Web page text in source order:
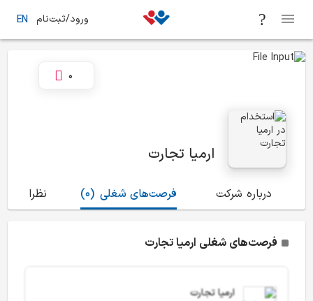
ورود/ثبت‌نام EN
ارمیا تجارت
0
درباره شرکت (0) فرصت‌های شغلی نظرات
فرصت‌های شغلی ارمیا تجارت
ارمیا تجارت